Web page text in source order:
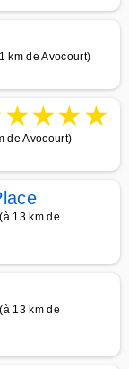
km de Avocourt)
★★★★
de Avocourt)
13 km de
13 km de